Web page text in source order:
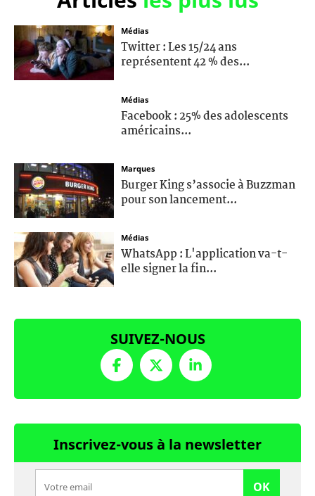
Médias
Twitter : Les 15/24 ans
représentent 42 % des...
Médias
Facebook : 25% des adolescents
américains...
Marques
Burger King s’associe à Buzzman
pour son lancement...
Médias
WhatsApp : L'application va-t-
elle signer la fin...
SUIVEZ-NOUS
Inscrivez-vous à la newsletter
OK